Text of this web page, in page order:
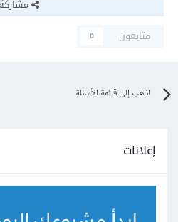
مشاركة
متابعون
0
اذهب إلى قائمة الأسئلة
إعلانات